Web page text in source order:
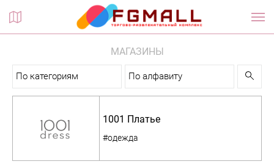
Планы этажей
МАГАЗИНЫ
По категориям По алфавиту
1001 Платье
#одежда